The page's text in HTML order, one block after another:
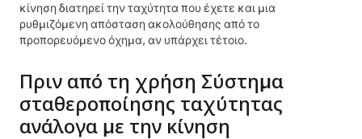
κίνηση διατηρεί την ταχύτητα που έχετε και μια
ρυθμιζόμενη απόσταση ακολούθησης από το
προπορευόμενο όχημα, αν υπάρχει τέτοιο.
Πριν από τη χρήση Σύστημα
σταθεροποίησης ταχύτητας
ανάλογα με την κίνηση